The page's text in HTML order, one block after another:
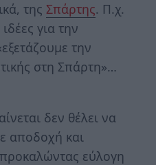
της Σπάρτης. Π.χ.
για την
την
στη Σπάρτη»…
δεν θέλει να
αποδοχή και
εύλογη